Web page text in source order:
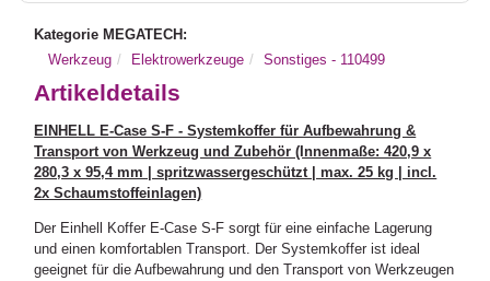
Kategorie MEGATECH:
Werkzeug
Elektrowerkzeuge Sonstiges - 110499
Artikeldetails
EINHELL E-Case S-F - Systemkoffer für Aufbewahrung &
Transport von Werkzeug und Zubehör (Innenmaße: 420,9 x
280,3 x 95,4 mm | spritzwassergeschützt | max. 25 kg | incl.
2x Schaumstoffeinlagen)
Der Einhell Koffer E-Case S-F sorgt für eine einfache Lagerung
und einen komfortablen Transport. Der Systemkoffer ist ideal
geeignet für die Aufbewahrung und den Transport von Werkzeugen